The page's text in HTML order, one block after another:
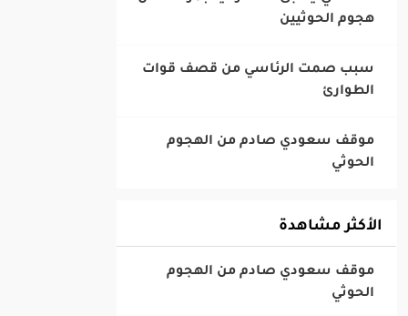
هجوم الحوثيين
‎سبب صمت الرئاسي من قصف قوات
الطوارئ
‎موقف سعودي صادم من الهجوم
الحوثي
الأكثر مشاهدة
‎موقف سعودي صادم من الهجوم
الحوثي